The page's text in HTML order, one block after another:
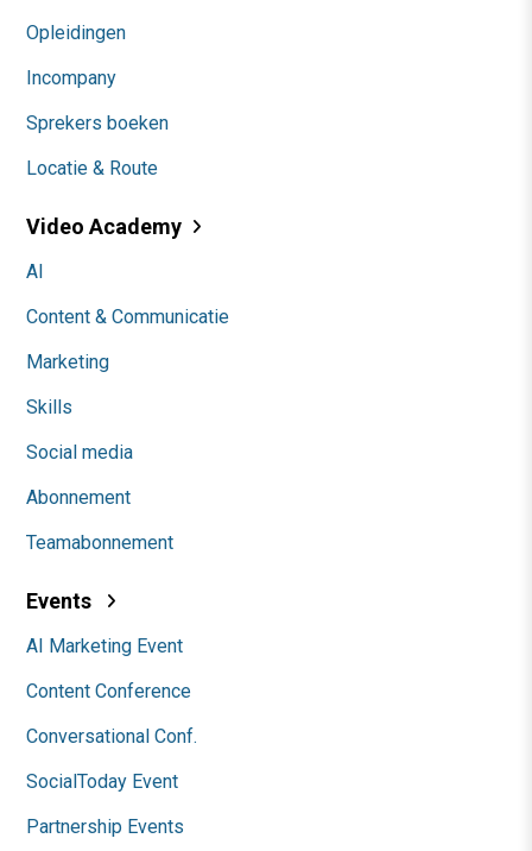
Opleidingen
Incompany
Sprekers boeken
Locatie & Route
Video Academy
AI
Content & Communicatie
Marketing
Skills
Social media
Abonnement
Teamabonnement
Events
AI Marketing Event
Content Conference
Conversational Conf.
SocialToday Event
Partnership Events